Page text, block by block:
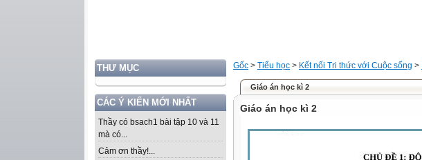
THƯ MỤC
CÁC Ý KIẾN MỚI NHẤT
Thầy có bsach1 bài tập 10 và 11
mà có...
Cảm ơn thầy!...
Gốc > Tiểu học > Kết nối Tri thức với Cuộc sống >
Giáo án học kì 2
Giáo án học kì 2